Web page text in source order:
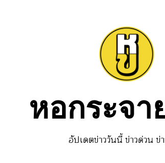
หอกระจา
อัปเดตข่าววันนี้ ข่าวด่วน ข่